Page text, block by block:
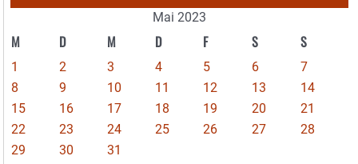
Mai 2023
M D M D F S S
1 2 3 4 5 6
7
8
9 10 11 12 13
14
15
16 17 18 19 20
21
22
23 24 25 26 27
28
29
30
31